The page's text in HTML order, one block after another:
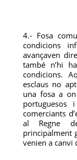
4.- Fosa
condicions
avançaven
també n’hi
condicions.
esclaus no
una fosa a
portuguesos
comerciants
al Regne
principalment
venien a canvi